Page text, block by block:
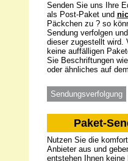
Senden Sie uns Ihre
als Post-Paket und
Päckchen zu ? so
Sendung verfolgen
dieser zugestellt wird.
keine auffälligen
Sie Beschriftungen
oder ähnliches auf
Sendungsverfolgung
Paket-
Nutzen Sie die
Anbieter aus und
entstehen Ihnen keine